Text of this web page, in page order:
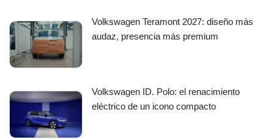
Volkswagen Teramont 2027: diseño más
audaz, presencia más premium
Volkswagen ID. Polo: el renacimiento
eléctrico de un icono compacto